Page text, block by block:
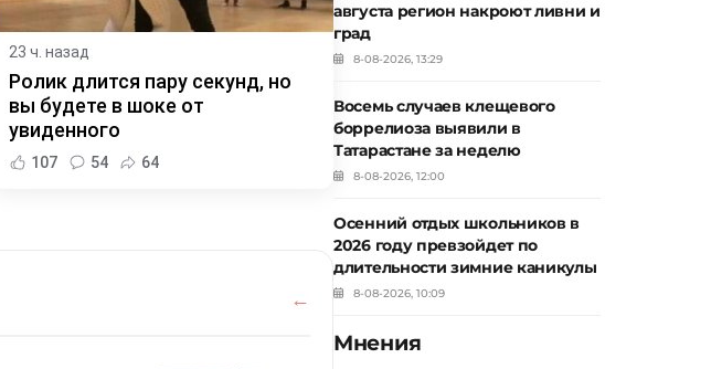
23 ч. назад
Ролик длится пару секунд, но
вы будете в шоке от
увиденного
107 54 64
августа регион накроют ливни и
град
8-08-2026, 13:29
Восемь случаев клещевого
боррелиоза выявили в
Татарастане за неделю
8-08-2026, 12:00
Осенний отдых школьников в
2026 году превзойдет по
длительности зимние каникулы
8-08-2026, 10:09
Мнения